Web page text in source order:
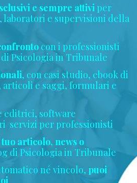
e sempre attivi per
laboratori e supervisioni della
con i professionisti
Psicologia in Tribunale
, con casi studio, ebook di
e saggi, formulari e
editrici, software
servizi per professionisti
articolo, news o
di Psicologia in Tribunale
né vincolo, puoi